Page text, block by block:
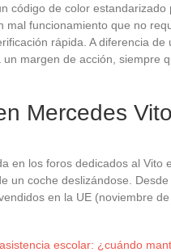
código de color estandarizado
mal funcionamiento que no
rápida. A diferencia
margen de acción, siempre
Mercedes
en los foros dedicados al Vito
un coche deslizándose.
en la UE (noviembre
escolar: ¿cuándo